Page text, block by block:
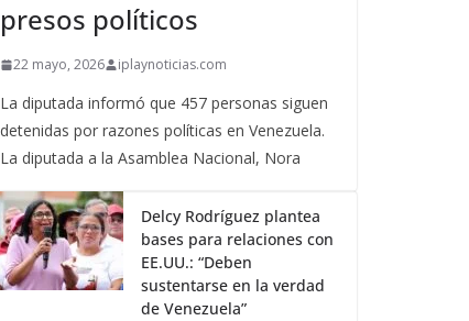
presos políticos
22 mayo, 2026 iplaynoticias.com
La diputada informó que 457 personas siguen
detenidas por razones políticas en Venezuela.
La diputada a la Asamblea Nacional, Nora
Delcy Rodríguez plantea
bases para relaciones con
EE.UU.: “Deben
sustentarse en la verdad
de Venezuela”